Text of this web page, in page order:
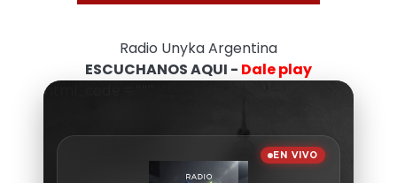
Radio Unyka Argentina
ESCUCHANOS AQUI - Dale play